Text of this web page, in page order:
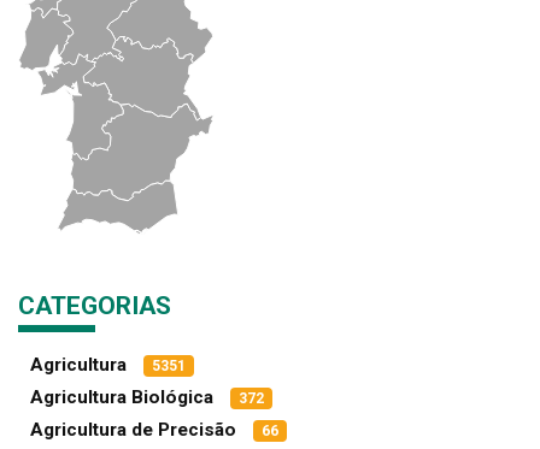
CATEGORIAS
Agricultura 5351
Agricultura Biológica 372
Agricultura de Precisão 66